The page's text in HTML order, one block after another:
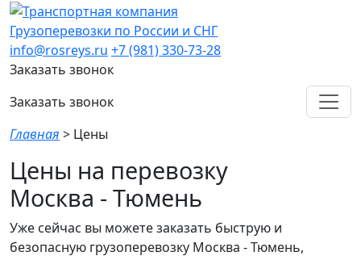
Грузоперевозки по России и СНГ
info@rosreys.ru +7 (981) 330-73-28
Заказать звонок
Заказать звонок
Главная > Цены
Цены на перевозку
Москва - Тюмень
Уже сейчас вы можете заказать быструю и
безопасную грузоперевозку Москва - Тюмень,